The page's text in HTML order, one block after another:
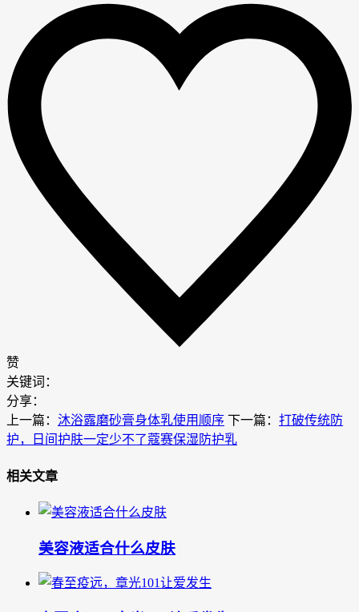
赞
关键词：
分享：
上一篇： 沐浴露磨砂膏身体乳使用顺序 下一篇： 打破传统防
护，日间护肤一定少不了蔻赛保湿防护乳​
相关文章
美容液适合什么皮肤